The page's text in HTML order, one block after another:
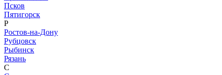
Псков
Пятигорск
Р
Ростов-на-Дону
Рубцовск
Рыбинск
Рязань
С